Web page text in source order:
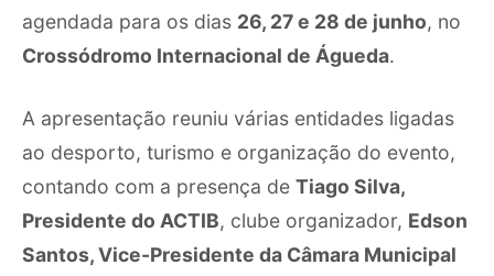
agendada para os dias 26, 27 e 28 de junho, no
Crossódromo Internacional de Águeda.
A apresentação reuniu várias entidades ligadas
ao desporto, turismo e organização do evento,
contando com a presença de Tiago Silva,
Presidente do ACTIB, clube organizador, Edson
Santos, Vice-Presidente da Câmara Municipal